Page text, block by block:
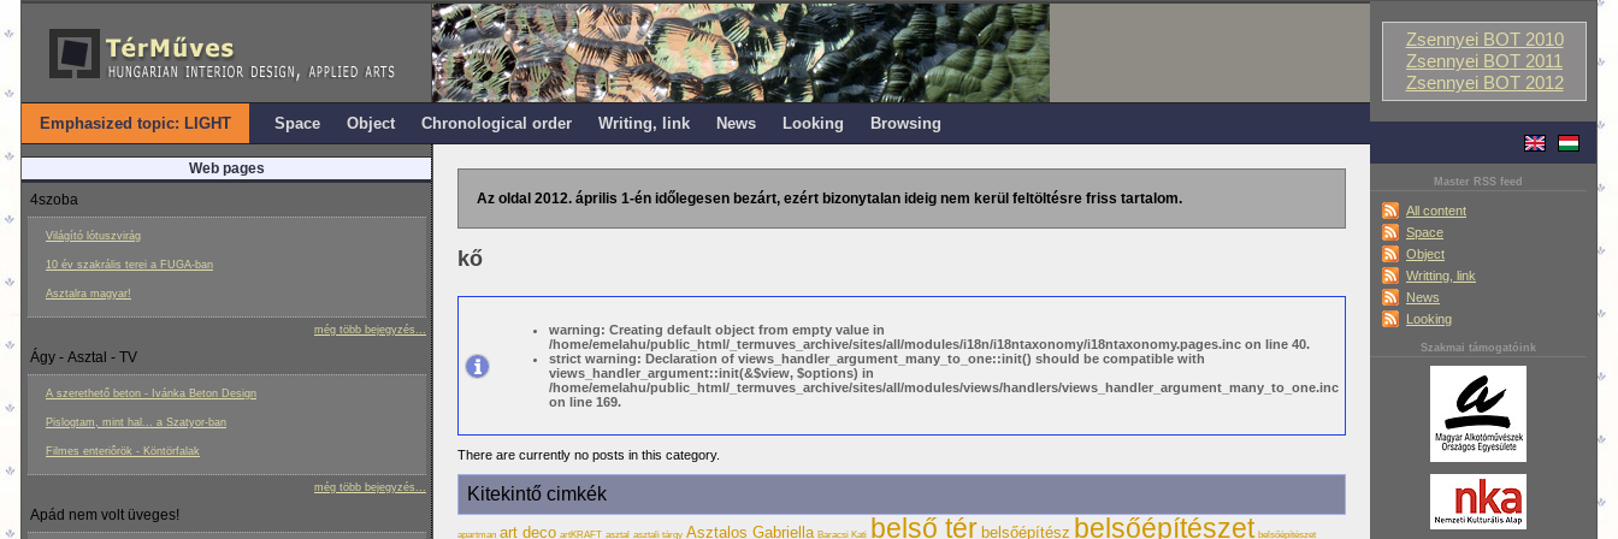
Zsennyei BOT 2010
Zsennyei BOT 2011
Zsennyei BOT 2012
Master RSS feed
All content
Space
Object
Writting, link
News
Looking
Szakmai támogatóink
Emphasized topic: LIGHT Space Object Chronological order Writing, link News Looking Browsing
Web pages
4szoba
Világító lótuszvirág
10 év szakrális terei a FUGA-ban
Asztalra magyar!
még több bejegyzés...
Ágy - Asztal - TV
A szerethető beton - Ivánka Beton Design
Pislogtam, mint hal... a Szatyor-ban
Filmes enteriôrök - Köntörfalak
még több bejegyzés...
Apád nem volt üveges!
Az oldal 2012. április 1-én időlegesen bezárt, ezért bizonytalan ideig nem kerül feltöltésre friss tartalom.
kő
warning: Creating default object from empty value in
/home/emelahu/public_html/_termuves_archive/sites/all/modules/i18n/i18ntaxonomy/i18ntaxonomy.pages.inc on line 40.
strict warning: Declaration of views_handler_argument_many_to_one::init() should be compatible with
views_handler_argument::init(&$view, $options) in
/home/emelahu/public_html/_termuves_archive/sites/all/modules/views/handlers/views_handler_argument_many_to_one.inc
on line 169.
There are currently no posts in this category.
Kitekintő cimkék
apartman art deco artKRAFT asztal asztali tárgy Asztalos Gabriella Baracsi Kati belső tér belsőépítész belsőépítészet belsőépítészet